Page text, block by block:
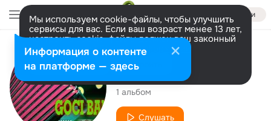
Войти
Мы используем cookie-файлы, чтобы улучшить
сервисы для вас. Если ваш возраст менее 13 лет,
настроить cookie-файлы должен ваш законный
представитель. Больше информации
Разрешить все Настроить
Исполнитель
Goci band
1 альбом
Слушать
Информация о контенте
на платформе — здесь